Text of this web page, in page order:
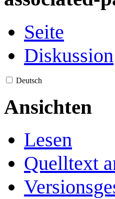
Seite
Diskussion
Deutsch
Ansichten
Lesen
Quelltext